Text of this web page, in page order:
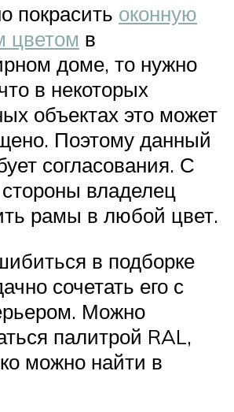
покрасить оконную
цветом в
доме, то нужно
в некоторых
объектах это может
Поэтому данный
согласования. С
владелец
рамы в любой цвет.
в подборке
сочетать его с
Можно
палитрой RAL,
можно найти в